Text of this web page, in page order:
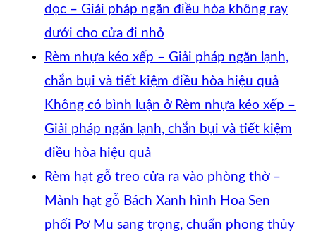
dọc – Giải pháp ngăn điều hòa không ray
dưới cho cửa đi nhỏ
Rèm nhựa kéo xếp – Giải pháp ngăn lạnh,
chắn bụi và tiết kiệm điều hòa hiệu quả
Không có bình luận ở Rèm nhựa kéo xếp –
Giải pháp ngăn lạnh, chắn bụi và tiết kiệm
điều hòa hiệu quả
Rèm hạt gỗ treo cửa ra vào phòng thờ –
Mành hạt gỗ Bách Xanh hình Hoa Sen
phối Pơ Mu sang trọng, chuẩn phong thủy